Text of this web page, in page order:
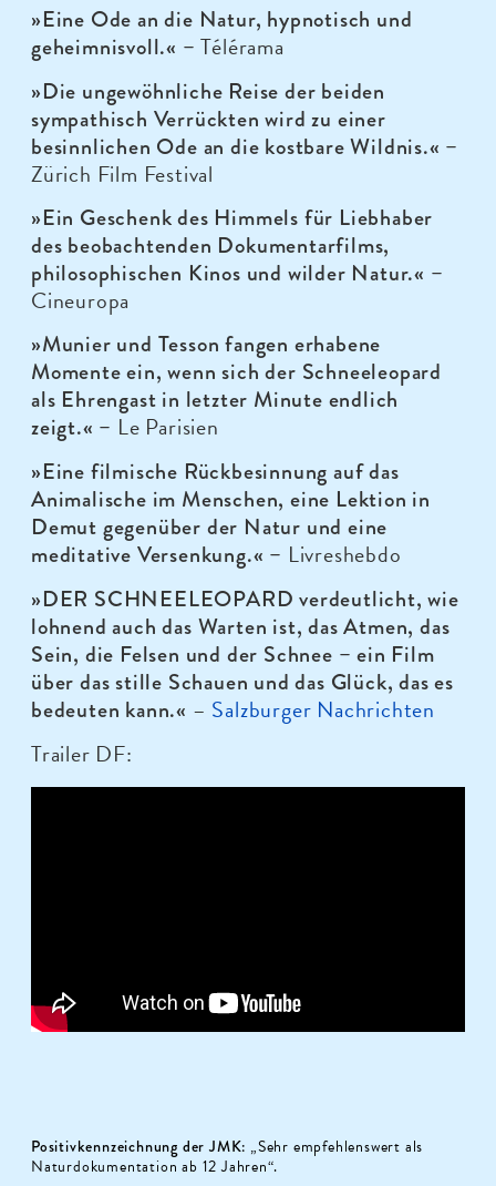
»Eine Ode an die Natur, hypnotisch und
geheimnisvoll.« – Télérama
»Die ungewöhnliche Reise der beiden
sympathisch Verrückten wird zu einer
besinnlichen Ode an die kostbare Wildnis.« –
Zürich Film Festival
»Ein Geschenk des Himmels für Liebhaber
des beobachtenden Dokumentarfilms,
philosophischen Kinos und wilder Natur.« –
Cineuropa
»Munier und Tesson fangen erhabene
Momente ein, wenn sich der Schneeleopard
als Ehrengast in letzter Minute endlich
zeigt.« – Le Parisien
»Eine filmische Rückbesinnung auf das
Animalische im Menschen, eine Lektion in
Demut gegenüber der Natur und eine
meditative Versenkung.« – Livreshebdo
»DER SCHNEELEOPARD verdeutlicht, wie
lohnend auch das Warten ist, das Atmen, das
Sein, die Felsen und der Schnee – ein Film
über das stille Schauen und das Glück, das es
bedeuten kann.« – Salzburger Nachrichten
Trailer DF:
Positivkennzeichnung der JMK: „Sehr empfehlenswert als
Naturdokumentation ab 12 Jahren“.